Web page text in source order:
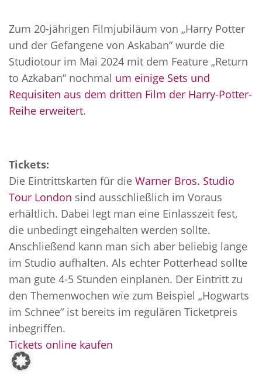
Zum 20-jährigen Filmjubiläum von „Harry Potter
und der Gefangene von Askaban“ wurde die
Studiotour im Mai 2024 mit dem Feature „Return
to Azkaban“ nochmal um einige Sets und
Requisiten aus dem dritten Film der Harry-Potter-
Reihe erweitert.
Tickets:
Die Eintrittskarten für die Warner Bros. Studio
Tour London sind ausschließlich im Voraus
erhältlich. Dabei legt man eine Einlasszeit fest,
die unbedingt eingehalten werden sollte.
Anschließend kann man sich aber beliebig lange
im Studio aufhalten. Als echter Potterhead sollte
man gute 4-5 Stunden einplanen. Der Eintritt zu
den Themenwochen wie zum Beispiel „Hogwarts
im Schnee“ ist bereits im regulären Ticketpreis
inbegriffen.
Tickets online kaufen